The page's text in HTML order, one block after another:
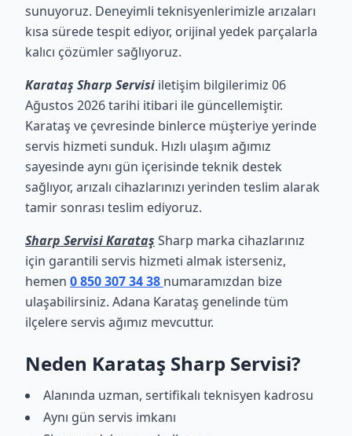
sunuyoruz. Deneyimli teknisyenlerimizle arızaları
kısa sürede tespit ediyor, orijinal yedek parçalarla
kalıcı çözümler sağlıyoruz.
Karataş Sharp Servisi iletişim bilgilerimiz 06
Ağustos 2026 tarihi itibari ile güncellemiştir.
Karataş ve çevresinde binlerce müşteriye yerinde
servis hizmeti sunduk. Hızlı ulaşım ağımız
sayesinde aynı gün içerisinde teknik destek
sağlıyor, arızalı cihazlarınızı yerinden teslim alarak
tamir sonrası teslim ediyoruz.
Sharp Servisi Karataş Sharp marka cihazlarınız
için garantili servis hizmeti almak isterseniz,
hemen 0 850 307 34 38 numaramızdan bize
ulaşabilirsiniz. Adana Karataş genelinde tüm
ilçelere servis ağımız mevcuttur.
Neden Karataş Sharp Servisi?
Alanında uzman, sertifikalı teknisyen kadrosu
Aynı gün servis imkanı